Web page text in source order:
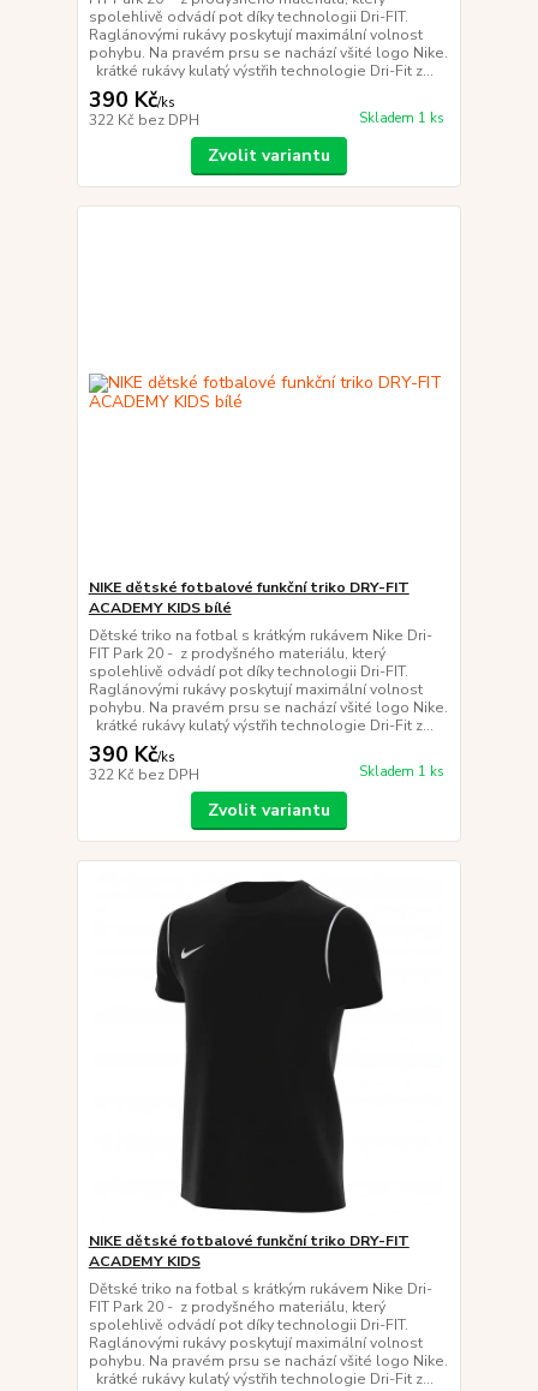
spolehlivě odvádí pot díky technologii Dri-FIT.
Raglánovými rukávy poskytují maximální volnost
pohybu. Na pravém prsu se nachází všité logo Nike.
krátké rukávy kulatý výstřih technologie Dri-Fit z...
390 Kč/ks
322 Kč bez DPH Skladem 1 ks
Zvolit variantu
NIKE dětské fotbalové funkční triko DRY-FIT
ACADEMY KIDS bílé
Dětské triko na fotbal s krátkým rukávem Nike Dri-
FIT Park 20 - z prodyšného materiálu, který
spolehlivě odvádí pot díky technologii Dri-FIT.
Raglánovými rukávy poskytují maximální volnost
pohybu. Na pravém prsu se nachází všité logo Nike.
krátké rukávy kulatý výstřih technologie Dri-Fit z...
390 Kč/ks
322 Kč bez DPH Skladem 1 ks
Zvolit variantu
NIKE dětské fotbalové funkční triko DRY-FIT
ACADEMY KIDS
Dětské triko na fotbal s krátkým rukávem Nike Dri-
FIT Park 20 - z prodyšného materiálu, který
spolehlivě odvádí pot díky technologii Dri-FIT.
Raglánovými rukávy poskytují maximální volnost
pohybu. Na pravém prsu se nachází všité logo Nike.
krátké rukávy kulatý výstřih technologie Dri-Fit z...